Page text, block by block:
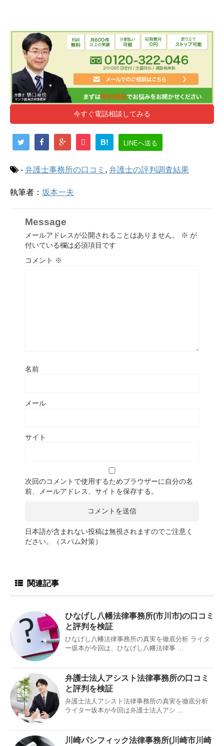
今すぐ電話相談してみる
B! LINEへ送る
- 弁護士事務所の口コミ , 弁護士の評判調査結果
執筆者： 坂本一夫
Message
メールアドレスが公開されることはありません。 ※ が
付いている欄は必須項目です
コメント ※
名前
メール
サイト
次回のコメントで使用するためブラウザーに自分の名
前、メールアドレス、サイトを保存する。
日本語が含まれない投稿は無視されますのでご注意く
ださい。（スパム対策）
関連記事
ひなげし八幡法律事務所(市川市)の口コミ
と評判を検証
ひなげし八幡法律事務所の真実を徹底分析 ライタ
ー坂本が今回は、ひなげし八幡法律事 ...
弁護士法人アシスト法律事務所の口コミ
と評判を検証
弁護士法人アシスト法律事務所の真実を徹底分析
ライター坂本が今回は弁護士法人アシ ...
川崎パシフィック法律事務所(川崎市川崎